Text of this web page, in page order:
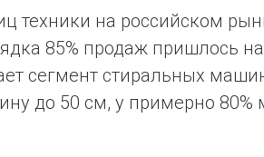
техники на российском
85% продаж пришлось
сегмент стиральных
до 50 см, у примерно 80%